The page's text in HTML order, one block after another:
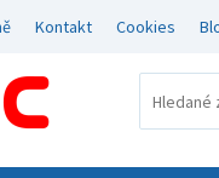
Kontakt Cookies